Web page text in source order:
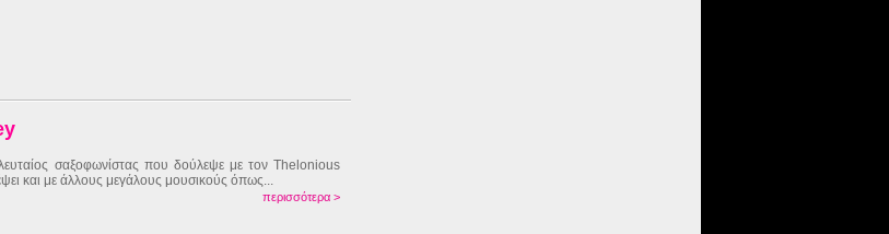
σαξοφωνίστας που δούλεψε με τον Thelonious
και με άλλους μεγάλους μουσικούς όπως...
περισσότερα >